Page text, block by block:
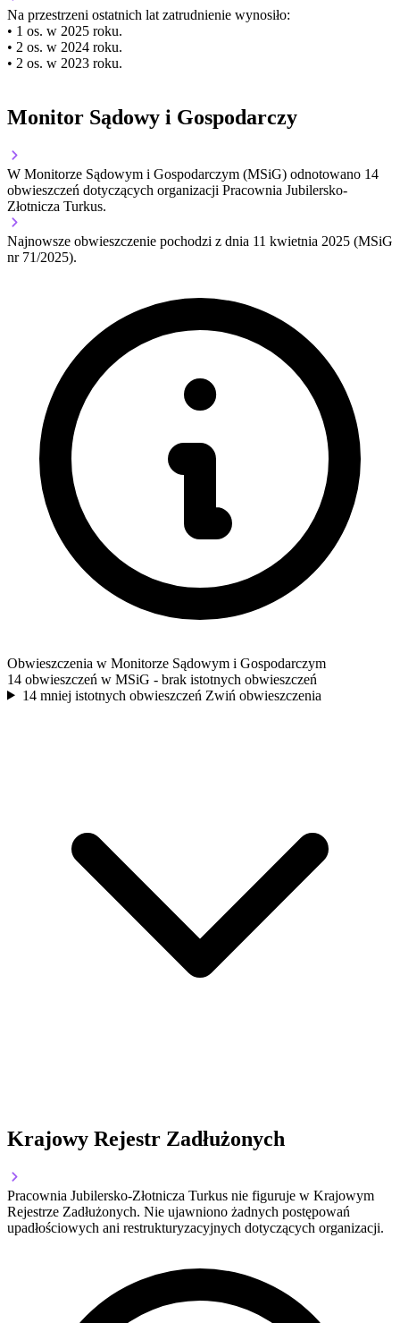
Na przestrzeni ostatnich lat zatrudnienie wynosiło:
• 1 os. w 2025 roku.
• 2 os. w 2024 roku.
• 2 os. w 2023 roku.
Monitor Sądowy i Gospodarczy
W Monitorze Sądowym i Gospodarczym (MSiG) odnotowano 14
obwieszczeń dotyczących organizacji Pracownia Jubilersko-
Złotnicza Turkus.
Najnowsze obwieszczenie pochodzi z dnia 11 kwietnia 2025 (MSiG
nr 71/2025).
Obwieszczenia w Monitorze Sądowym i Gospodarczym
14 obwieszczeń w MSiG - brak istotnych obwieszczeń
14 mniej istotnych obwieszczeń Zwiń obwieszczenia
Krajowy Rejestr Zadłużonych
Pracownia Jubilersko-Złotnicza Turkus nie figuruje w Krajowym
Rejestrze Zadłużonych. Nie ujawniono żadnych postępowań
upadłościowych ani restrukturyzacyjnych dotyczących organizacji.